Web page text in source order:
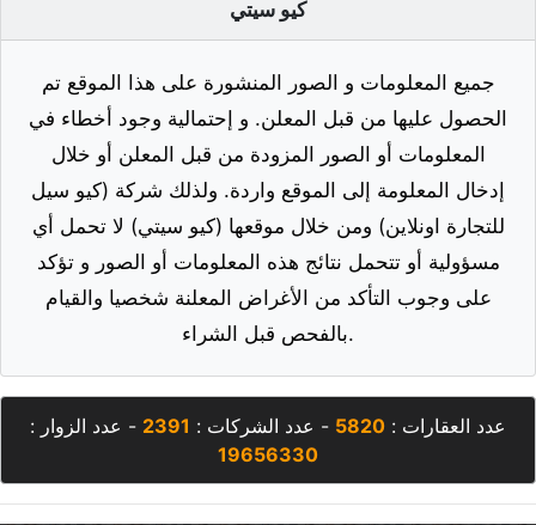
كيو سيتي
جميع المعلومات و الصور المنشورة على هذا الموقع تم
الحصول عليها من قبل المعلن. و إحتمالية وجود أخطاء في
المعلومات أو الصور المزودة من قبل المعلن أو خلال
إدخال المعلومة إلى الموقع واردة. ولذلك شركة (كيو سيل
للتجارة اونلاين) ومن خلال موقعها (كيو سيتي) لا تحمل أي
مسؤولية أو تتحمل نتائج هذه المعلومات أو الصور و تؤكد
على وجوب التأكد من الأغراض المعلنة شخصيا والقيام
بالفحص قبل الشراء.
عدد العقارات : 5820 - عدد الشركات : 2391 - عدد الزوار :
19656330